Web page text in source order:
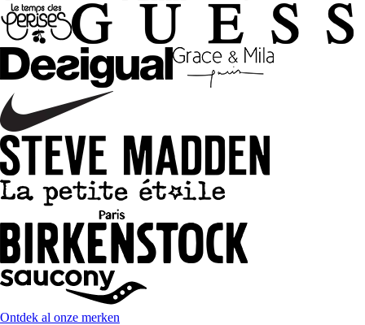
Ontdek al onze merken